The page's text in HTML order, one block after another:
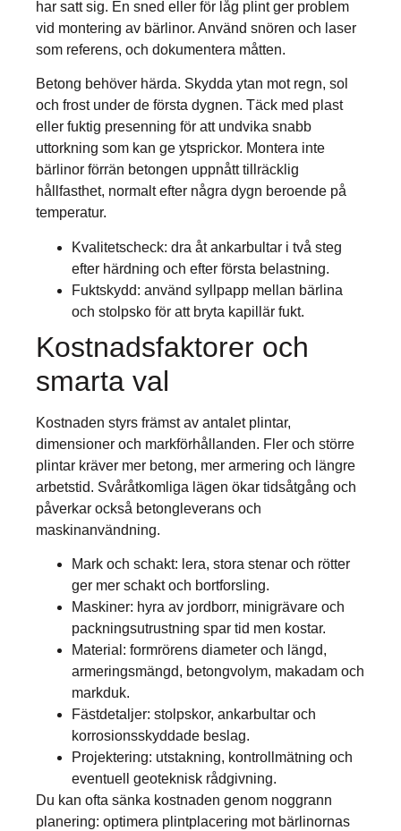
har satt sig. En sned eller för låg plint ger problem
vid montering av bärlinor. Använd snören och laser
som referens, och dokumentera måtten.
Betong behöver härda. Skydda ytan mot regn, sol
och frost under de första dygnen. Täck med plast
eller fuktig presenning för att undvika snabb
uttorkning som kan ge ytsprickor. Montera inte
bärlinor förrän betongen uppnått tillräcklig
hållfasthet, normalt efter några dygn beroende på
temperatur.
Kvalitetscheck: dra åt ankarbultar i två steg
efter härdning och efter första belastning.
Fuktskydd: använd syllpapp mellan bärlina
och stolpsko för att bryta kapillär fukt.
Kostnadsfaktorer och
smarta val
Kostnaden styrs främst av antalet plintar,
dimensioner och markförhållanden. Fler och större
plintar kräver mer betong, mer armering och längre
arbetstid. Svåråtkomliga lägen ökar tidsåtgång och
påverkar också betongleverans och
maskinanvändning.
Mark och schakt: lera, stora stenar och rötter
ger mer schakt och bortforsling.
Maskiner: hyra av jordborr, minigrävare och
packningsutrustning spar tid men kostar.
Material: formrörens diameter och längd,
armeringsmängd, betongvolym, makadam och
markduk.
Fästdetaljer: stolpskor, ankarbultar och
korrosionsskyddade beslag.
Projektering: utstakning, kontrollmätning och
eventuell geoteknisk rådgivning.
Du kan ofta sänka kostnaden genom noggrann
planering: optimera plintplacering mot bärlinornas